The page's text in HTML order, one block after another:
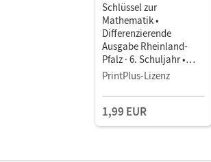
Schlüssel zur
Mathematik •
Differenzierende
Ausgabe Rheinland-
Pfalz · 6. Schuljahr •
Schulbuch als E-Book
PrintPlus-Lizenz
1,99 EUR